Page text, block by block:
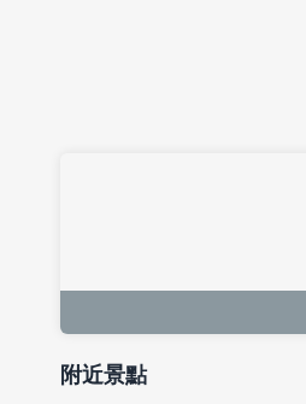
附近景點